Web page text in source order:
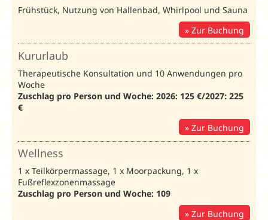
Frühstück, Nutzung von Hallenbad, Whirlpool und Sauna
Zur Buchung
Kururlaub
Therapeutische Konsultation und 10 Anwendungen pro
Woche
Zuschlag pro Person und Woche: 2026: 125 €/2027: 225
€
Zur Buchung
Wellness
1 x Teilkörpermassage, 1 x Moorpackung, 1 x
Fußreflexzonenmassage
Zuschlag pro Person und Woche: 109
Zur Buchung